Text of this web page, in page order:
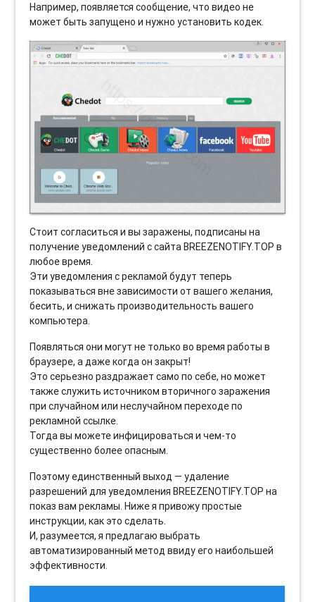
Например, появляется сообщение, что видео не
может быть запущено и нужно установить кодек.
Стоит согласиться и вы заражены, подписаны на
получение уведомлений с сайта BREEZENOTIFY.TOP в
любое время.
Эти уведомления с рекламой будут теперь
показываться вне зависимости от вашего желания,
бесить, и снижать производительность вашего
компьютера.
Появляться они могут не только во время работы в
браузере, а даже когда он закрыт!
Это серьезно раздражает само по себе, но может
также служить источником вторичного заражения
при случайном или неслучайном переходе по
рекламной ссылке.
Тогда вы можете инфицироваться и чем-то
существенно более опасным.
Поэтому единственный выход — удаление
разрешений для уведомления BREEZENOTIFY.TOP на
показ вам рекламы. Ниже я привожу простые
инструкции, как это сделать.
И, разумеется, я предлагаю выбрать
автоматизированный метод ввиду его наибольшей
эффективности.